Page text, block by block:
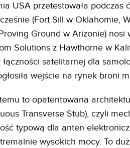
USA przetestowała podczas
(Fort Sill w Oklahomie,
Ground w Arizonie)
Solutions z Hawthorne w
łączności satelitarnej dla
wejście na rynek broni
to opatentowana
Transverse Stub), czyli
typową dla anten
wysokich mocy. To